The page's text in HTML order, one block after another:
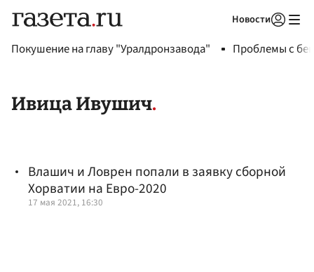
Новости
Покушение на главу "Уралдронзавода" Проблемы с
Ивица Ивушич
Влашич и Ловрен попали в заявку сборной
Хорватии на Евро-2020
17 мая 2021, 16:30